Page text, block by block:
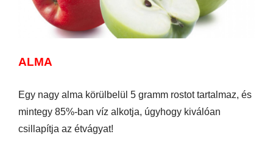
ALMA
Egy nagy alma körülbelül 5 gramm rostot tartalmaz, és
mintegy 85%-ban víz alkotja, úgyhogy kiválóan
csillapítja az étvágyat!